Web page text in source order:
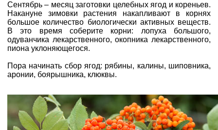
Сентябрь – месяц заготовки целебных ягод и кореньев.
Накануне зимовки растения накапливают в корнях
большое количество биологически активных веществ.
В это время соберите корни: лопуха большого,
одуванчика лекарственного, окопника лекарственного,
пиона уклоняющегося.
Пора начинать сбор ягод: рябины, калины, шиповника,
аронии, боярышника, клюквы.